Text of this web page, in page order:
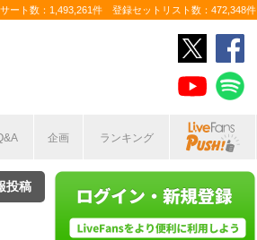
ート数：1,493,261件 登録セットリスト数：472,348件
企画 ランキング
投稿